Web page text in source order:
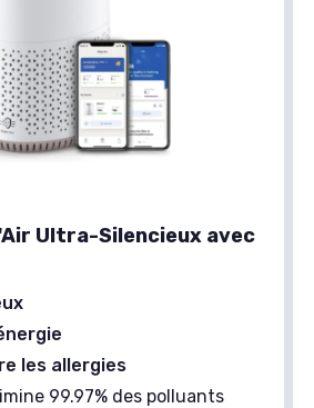
Ultra-Silencieux avec
les allergies
99.97% des polluants